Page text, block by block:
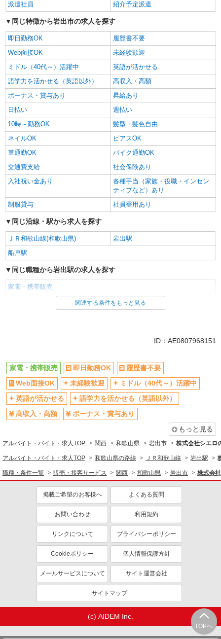
派遣社員 紹介予定派遣
同じ特徴から岩出市の求人を探す
即日勤務OK
履歴書不要
Web面接OK
未経験歓迎
ミドル（40代～）活躍中
英語が活かせる
語学力を活かせる（英語以外）
高収入・高額
ボーナス・賞与あり
昇給あり
日払い
週払い
10時～勤務OK
髪型・髪色自由
ネイルOK
ピアスOK
車通勤OK
バイク通勤OK
交通費支給
社会保険あり
入社祝い金あり
各種手当（家族・役職・インセン
ティブなど）あり
制服貸与
社員登用あり
同じ沿線・駅から求人を探す
ＪＲ和歌山線(和歌山県)
岩出駅
船戸駅
同じ職種から岩出駅の求人を探す
家電・携帯販売
同じ雇用形態から岩出駅の求人を探す
Web面接OK
未経験歓迎
ミドル（40代～）活躍中
英語が活かせる
語学力を活かせる（英語以外）
高収入・高額
ボーナス・賞与あり
昇給あり
10時～勤務OK
髪型・髪色自由
ネイルOK
ピアスOK
車通勤OK
バイク通勤OK
交通費支給
社会保険あり
入社祝い金あり
各種手当（家族・役職・インセン
ティブなど）あり
社員登用あり
同じ職種から求人を探す
販売・接客サービス
家電・携帯販売
同じ特徴から求人を探す
未経験歓迎
ミドル（40代～）活躍中
ボーナス・賞与あり
関連する条件をもっと見る
ID：AE0807968151
TOPへ
家電・携帯販売 即日勤務OK
履歴書不要
Web面接OK
未経験歓迎
ミドル（40代～）活躍中
英語が活かせる
語学力を活かせる（英語以外）
高収入・高額
ボーナス・賞与あり
もっと見る
アルバイト・バイト・求人TOP 関西 和歌山県 岩出市 株式会社シエロ
アルバイト・バイト・求人TOP 和歌山県の路線 ＪＲ和歌山線 岩出駅
職種・条件一覧 販売・接客サービス 関西 和歌山県 岩出市 株式会
掲載ご希望のお客様へ よくある質問
お問い合わせ 利用規約
リンクについて プライバシーポリシー
Cookieポリシー 個人情報保護方針
メールサービスについて サイト運営会社
サイトマップ
(c) AIDEM Inc.